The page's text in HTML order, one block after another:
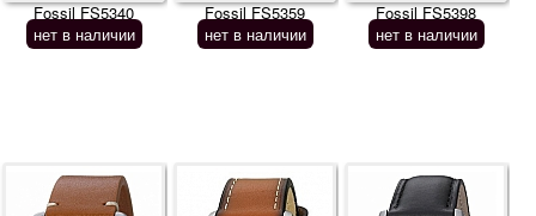
Fossil FS5340
нет в наличии
Fossil FS5359
нет в наличии
Fossil FS5398
нет в наличии